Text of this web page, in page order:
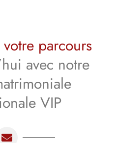
parcours
avec notre
VIP